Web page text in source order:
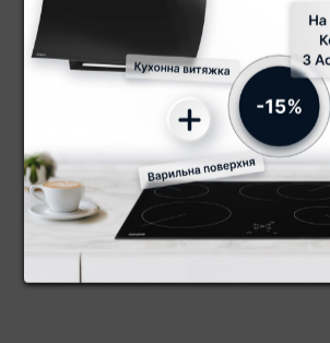
Многослойный алюминиевый
жироулавливающий фильтр
и чистить.
Подсветка варочной
обеспечивается двумя мощными
Энергоэффективный двигатель
максимальную
и экономит затраты на
Произведено в Европе для Вас.